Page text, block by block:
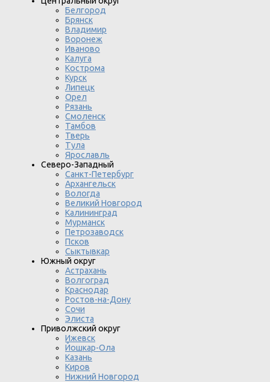
Белгород
Брянск
Владимир
Воронеж
Иваново
Калуга
Кострома
Курск
Липецк
Орел
Рязань
Смоленск
Тамбов
Тверь
Тула
Ярославль
Северо-Западный
Санкт-Петербург
Архангельск
Вологда
Великий Новгород
Калининград
Мурманск
Петрозаводск
Псков
Сыктывкар
Южный округ
Астрахань
Волгоград
Краснодар
Ростов-на-Дону
Сочи
Элиста
Приволжский округ
Ижевск
Йошкар-Ола
Казань
Киров
Нижний Новгород